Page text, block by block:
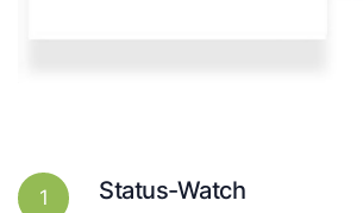
1 Status-Watch